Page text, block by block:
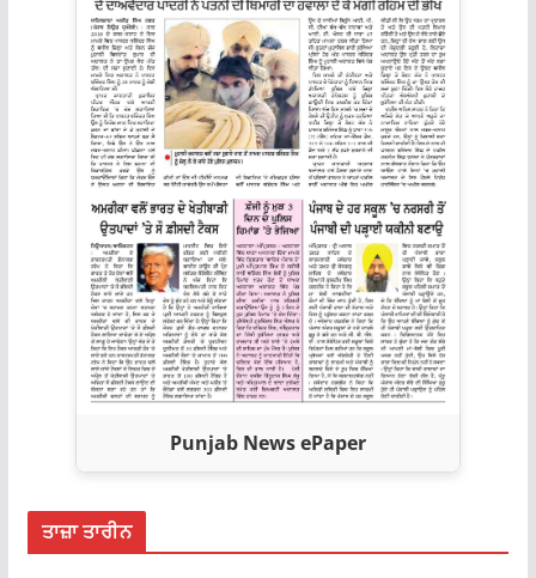
Punjab News ePaper
ਤਾਜ਼ਾ ਤਾਰੀਨ